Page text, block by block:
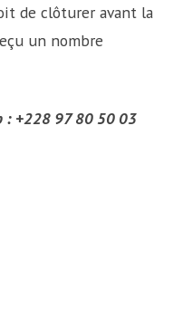
de clôturer avant la
un nombre
: +228 97 80 50 03